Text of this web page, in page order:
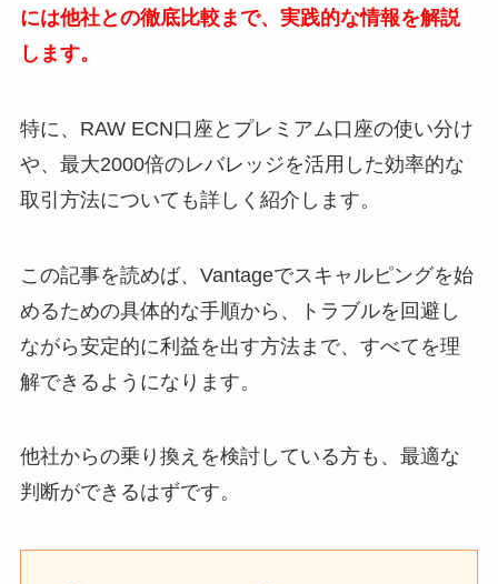
には他社との徹底比較まで、実践的な情報を解説
します。
特に、RAW ECN口座とプレミアム口座の使い分け
や、最大2000倍のレバレッジを活用した効率的な
取引方法についても詳しく紹介します。
この記事を読めば、Vantageでスキャルピングを始
めるための具体的な手順から、トラブルを回避し
ながら安定的に利益を出す方法まで、すべてを理
解できるようになります。
他社からの乗り換えを検討している方も、最適な
判断ができるはずです。